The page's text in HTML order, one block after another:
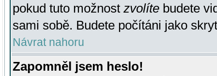
pokud tuto možnost zvolíte budete
sami sobě. Budete počítáni jako
Návrat nahoru
Zapomněl jsem heslo!